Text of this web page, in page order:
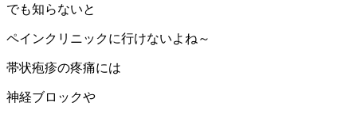
でも知らないと
ペインクリニックに行けないよね～
帯状疱疹の疼痛には
神経ブロックや